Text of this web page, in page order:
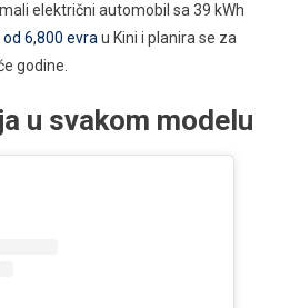
električni automobil sa 39 kWh
6,800 evrau Kini i planira se za
godine.
u svakom modelu